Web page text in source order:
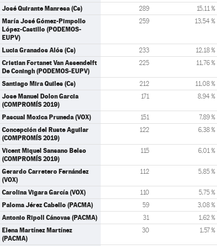
José Quirante Manresa (Cs) 289 15,11 %
María José Gómez-Pimpollo
López-Castillo (PODEMOS-
EUPV)
259 13,54 %
Lucia Granados Alós (Cs) 233 12,18 %
Cristian Fortanet Van Assendelft
De Coningh (PODEMOS-EUPV)
225 11,76 %
Santiago Mira Quiles (Cs) 212 11,08 %
Jose Manuel Dolon Garcia
(COMPROMÍS 2019)
171 8,94 %
Pascual Moxica Pruneda (VOX) 151 7,89 %
Concepción del Ruste Aguilar
(COMPROMÍS 2019)
122 6,38 %
Vicent Miquel Sansano Belso
(COMPROMÍS 2019)
115 6,01 %
Gerardo Carretero Fernández
(VOX)
112 5,85 %
Carolina Vigara García (VOX) 110 5,75 %
Paloma Jérez Cabello (PACMA) 59 3,08 %
Antonio Ripoll Cánovas (PACMA) 31 1,62 %
Elena Martínez Martínez
(PACMA)
30 1,57 %